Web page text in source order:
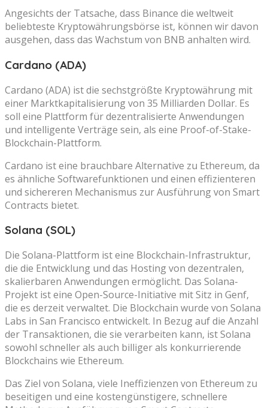
Angesichts der Tatsache, dass Binance die weltweit
beliebteste Kryptowährungsbörse ist, können wir davon
ausgehen, dass das Wachstum von BNB anhalten wird.
Cardano (ADA)
Cardano (ADA) ist die sechstgrößte Kryptowährung mit
einer Marktkapitalisierung von 35 Milliarden Dollar. Es
soll eine Plattform für dezentralisierte Anwendungen
und intelligente Verträge sein, als eine Proof-of-Stake-
Blockchain-Plattform.
Cardano ist eine brauchbare Alternative zu Ethereum, da
es ähnliche Softwarefunktionen und einen effizienteren
und sichereren Mechanismus zur Ausführung von Smart
Contracts bietet.
Solana (SOL)
Die Solana-Plattform ist eine Blockchain-Infrastruktur,
die die Entwicklung und das Hosting von dezentralen,
skalierbaren Anwendungen ermöglicht. Das Solana-
Projekt ist eine Open-Source-Initiative mit Sitz in Genf,
die es derzeit verwaltet. Die Blockchain wurde von Solana
Labs in San Francisco entwickelt. In Bezug auf die Anzahl
der Transaktionen, die sie verarbeiten kann, ist Solana
sowohl schneller als auch billiger als konkurrierende
Blockchains wie Ethereum.
Das Ziel von Solana, viele Ineffizienzen von Ethereum zu
beseitigen und eine kostengünstigere, schnellere